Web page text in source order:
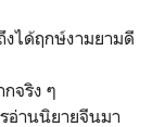
งได้ฤกษ์งามยามดี
จริง ๆ
อ่านนิยายจีนมา